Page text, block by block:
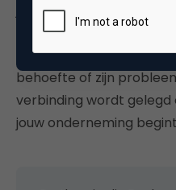
juiste groep, met de
doet dat jouw
relevante en
behoefte of zijn
verbinding wordt gelegd
jouw onderneming